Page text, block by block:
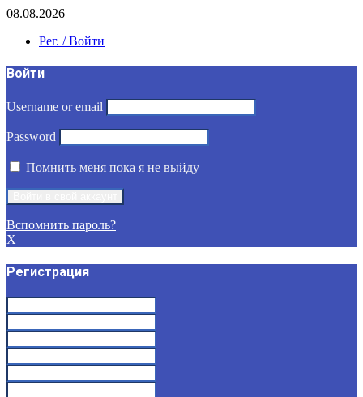
08.08.2026
Рег. / Войти
Войти
Username or email
Password
Помнить меня пока я не выйду
Вспомнить пароль?
X
Регистрация